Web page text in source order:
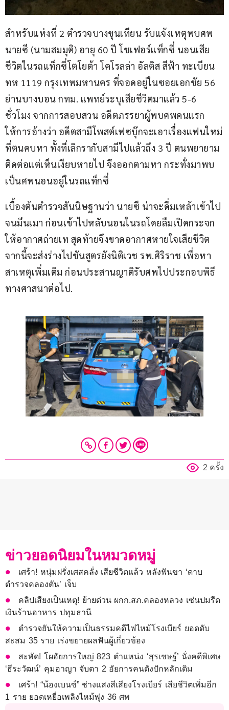
สำหรับแห่งที่ 2 ตำรวจบางขุนเทียน รับแจ้งเหตุพบศพ
นายซี (นามสมมุติ) อายุ 60 ปี โชเฟอร์แท็กซี่ นอนเสีย
ชีวิตในรถแท็กซี่โตโยต้า โคโรลล่า อัลติส สีฟ้า ทะเบียน
ทห 1119 กรุงเทพมหานคร ที่จอดอยู่ในซอยเอกชัย 56
ย่านบางบอน กทม. แพทย์ระบุเสียชีวิตมาแล้ว 5-6
ชั่วโมง จากการสอบสวน อดีตภรรยาผู้พบศพคนแรก
ให้การอ้างว่า อดีตสามีโพสต์เฟซบุ๊กจะเอาเรื่องแฟนใหม่
ที่ตนคบหา ทั้งที่เลิกรากับสามีไปแล้วถึง 3 ปี ตนพยายาม
ติดต่อแต่เห็นเงียบหายไป จึงออกตามหา กระทั่งมาพบ
เป็นศพนอนอยู่ในรถแท็กซี่
เบื้องต้นตำรวจสันนิษฐานว่า นายซี น่าจะดื่มเหล้าเข้าไป
จนมึนเมา ก่อนเข้าไปหลับนอนในรถโดยลืมเปิดกระจก
ให้อากาศถ่ายเท สุดท้ายจึงขาดอากาศหายใจเสียชีวิต
จากนี้จะส่งร่างไปชันสูตรยังนิติเวช รพ.ศิริราช เพื่อหา
สาเหตุเพิ่มเติม ก่อนประสานญาติรับศพไปประกอบพิธี
ทางศาสนาต่อไป.
2 ครั้ง
ข่าวยอดนิยมในหมวดหมู่
เศร้า! หนุ่มฝรั่งเศสคลั่ง เสียชีวิตแล้ว หลังฟันขา ‘ดาบ
ตำรวจคลองตัน’ เจ็บ
คลิปเสียงเป็นเหตุ! ย้ายด่วน ผกก.สภ.คลองหลวง เซ่นปมรีด
เงินร้านอาหาร ปทุมธานี
ตำรวจยันให้ความเป็นธรรมคดีไฟไหม้โรงเบียร์ ยอดดับ
สะสม 35 ราย เร่งขยายผลฟันผู้เกี่ยวข้อง
สะพัด! โผอัยการใหญ่ 823 ตำแหน่ง ‘สุรเชษฐ์’ นั่งคดีพิเศษ
‘ธีระวัฒน์’ คุมอาญา จับตา 2 อัยการคนดังปักหลักเดิม
เศร้า! “น้องเบนซ์” ช่างแสงสีเสียงโรงเบียร์ เสียชีวิตเพิ่มอีก
1 ราย ยอดเหยื่อเพลิงไหม้พุ่ง 36 ศพ